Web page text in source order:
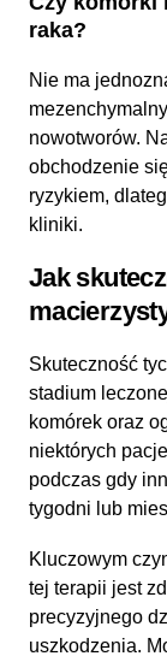
raka?
Nie ma
nowotworów.
obchodzenie
ryzykiem,
kliniki.
Jak
Skuteczność
stadium
komórek oraz
niektórych
podczas gdy
tygodni lub
Kluczowym
tej terapii jest
precyzyjnego
uszkodzenia.